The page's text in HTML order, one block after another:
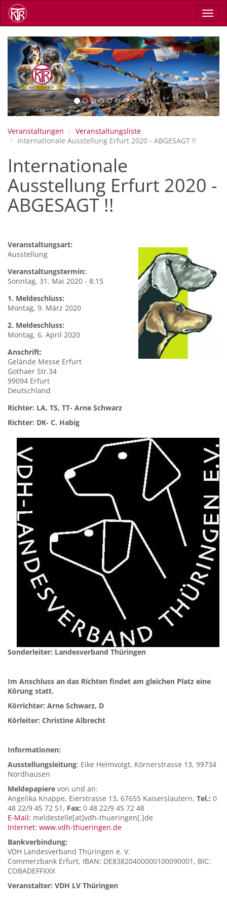
Direkt
zum
Inhalt
Previous Next
Veranstaltungen
Veranstaltungsliste
Internationale Ausstellung Erfurt 2020 - ABGESAGT !!
Internationale
Ausstellung Erfurt 2020 -
ABGESAGT !!
Veranstaltungsart:
Ausstellung
Veranstaltungstermin:
Sonntag, 31. Mai 2020 - 8:15
1. Meldeschluss:
Montag, 9. März 2020
2. Meldeschluss:
Montag, 6. April 2020
Anschrift:
Gelände Messe Erfurt
Gothaer Str.34
99094 Erfurt
Deutschland
Richter: LA, TS, TT- Arne Schwarz
Richter: DK- C. Habig
Sonderleiter: Landesverband Thüringen
Im Anschluss an das Richten findet am gleichen Platz eine
Körung statt.
Körrichter: Arne Schwarz, D
Körleiter: Christine Albrecht
Informationen:
Ausstellungsleitung: Eike Helmvoigt, Körnerstrasse 13, 99734
Nordhausen
Meldepapiere von und an:
Angelika Knappe, Eierstrasse 13, 67655 Kaiserslautern, Tel.: 0
48 22/9 45 72 51, Fax: 0 48 22/9 45 72 48
E-Mail: meldestelle[at]vdh-thueringen[.]de
Internet: www.vdh-thueringen.de
Bankverbindung:
VDH Landesverband Thüringen e. V.
Commerzbank Erfurt, IBAN: DE83820400000100090001, BIC:
COBADEFFXXX
Veranstalter: VDH LV Thüringen